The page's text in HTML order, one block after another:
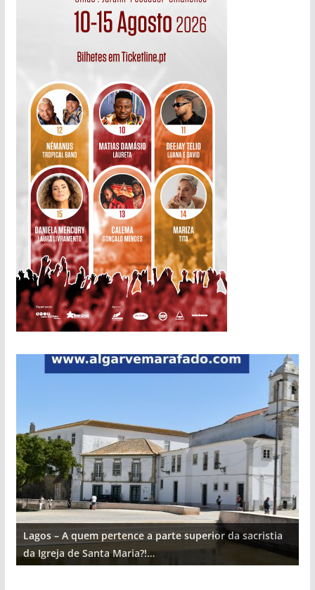
Lagos – A quem pertence a parte superior da sacristia
da Igreja de Santa Maria?!…